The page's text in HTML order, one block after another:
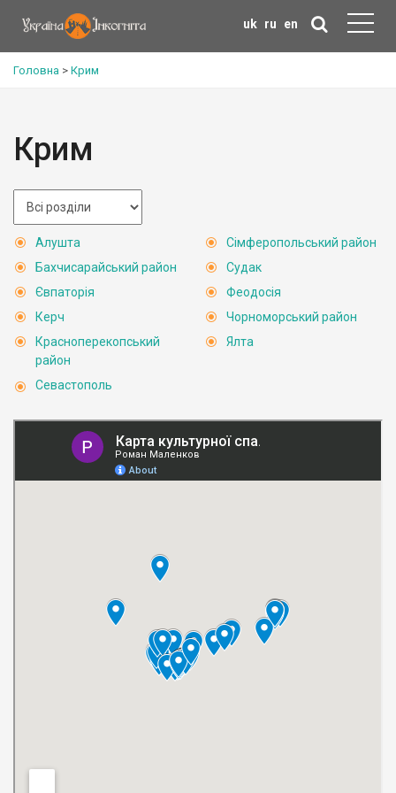
uk ru en
Головна > Крим
Крим
Алушта
Бахчисарайський район
Євпаторія
Керч
Красноперекопський
район
Севастополь
Сімферопольський район
Судак
Феодосія
Чорноморський район
Ялта